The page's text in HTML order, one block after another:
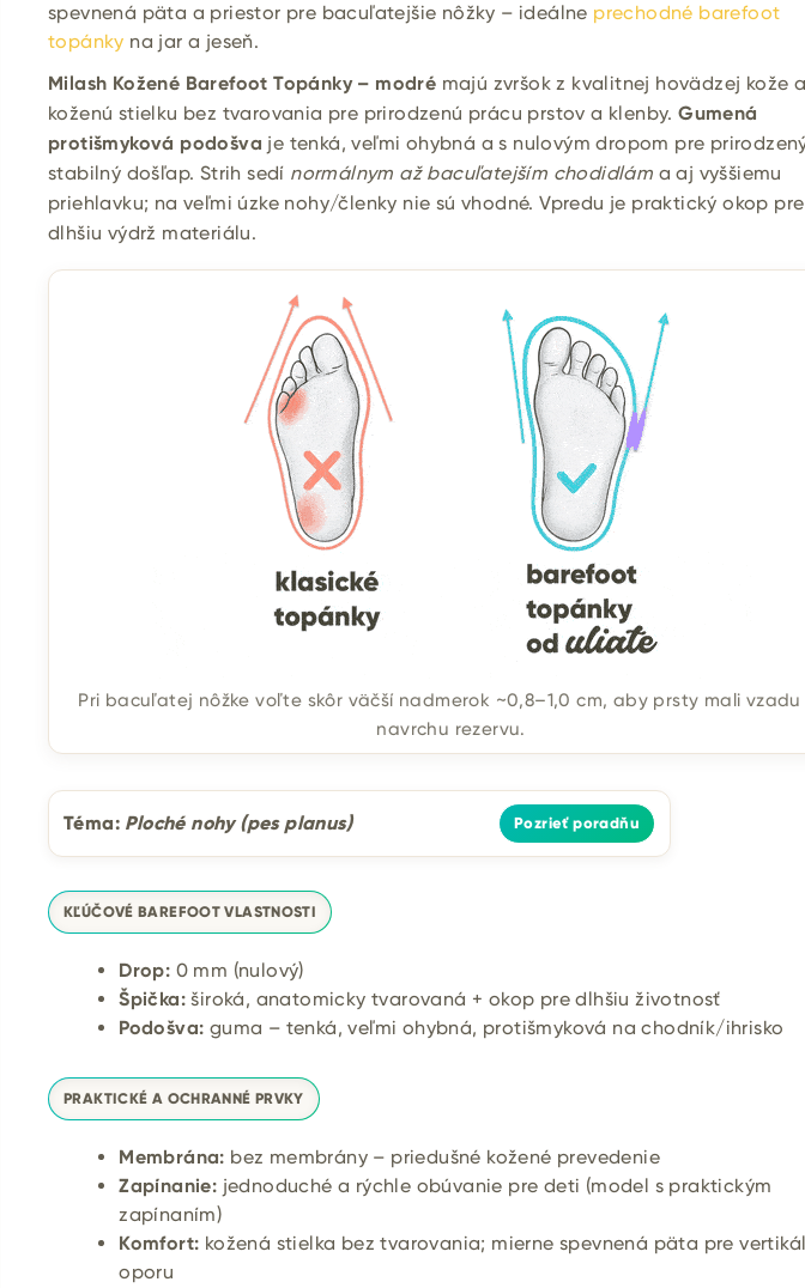
spevnená päta a priestor pre bacuľatejšie nôžky – ideálne prechodné barefoot
topánky na jar a jeseň.
Milash Kožené Barefoot Topánky – modré majú zvršok z kvalitnej hovädzej kože
koženú stielku bez tvarovania pre prirodzenú prácu prstov a klenby.Gumená
protišmyková podošva je tenká, veľmi ohybná a s nulovým dropom pre
stabilný došľap. Strih sedí normálnym až bacuľatejším chodidlám a aj vyššiemu
priehlavku; na veľmi úzke nohy/členky nie sú vhodné. Vpredu je praktický okop pre
dlhšiu výdrž materiálu.
Pri bacuľatej nôžke voľte skôr väčší nadmerok ~0,8–1,0 cm, aby prsty mali
navrchu rezervu.
Téma: Ploché nohy (pes planus) Pozrieť poradňu
KĽÚČOVÉ BAREFOOT VLASTNOSTI
Drop: 0 mm (nulový)
Špička: široká, anatomicky tvarovaná + okop pre dlhšiu životnosť
Podošva: guma – tenká, veľmi ohybná, protišmyková na chodník/ihrisko
PRAKTICKÉ A OCHRANNÉ PRVKY
Membrána: bez membrány – priedušné kožené prevedenie
Zapínanie: jednoduché a rýchle obúvanie pre deti (model s praktickým
zapínaním)
Komfort: kožená stielka bez tvarovania; mierne spevnená päta pre
oporu